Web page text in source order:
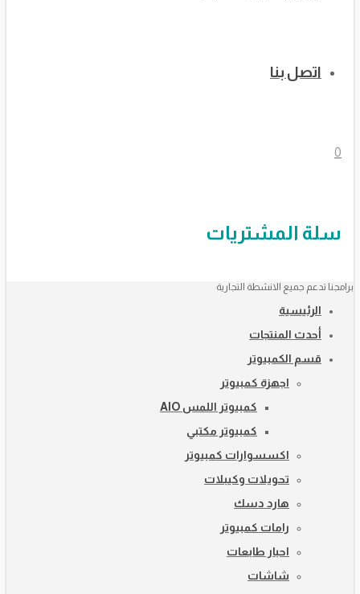
اتصل بنا
0
سلة المشتريات
برامجنا تدعم جميع الانشطة التجارية
الرئيسية
أحدث المنتجات
قسم الكمبيوتر
اجهزة كمبيوتر
كمبيوتر اللمس AIO
كمبيوتر مكتبي
اكسسوارات كمبيوتر
تحويلات وكيبلات
هارد دسك
رامات كمبيوتر
احبار طابعات
شاشات